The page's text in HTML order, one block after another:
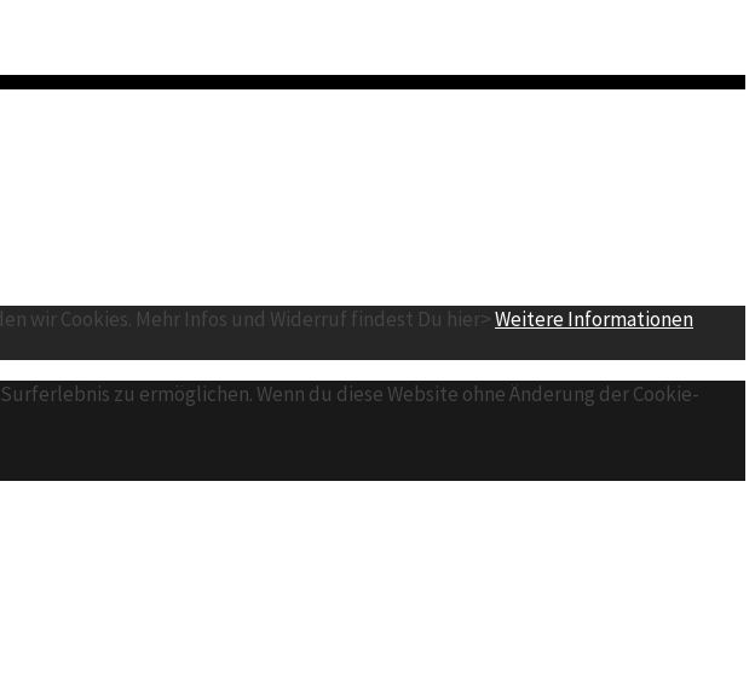
wir Cookies. Mehr Infos und Widerruf findest Du hier>Weitere Informationen
zu ermöglichen. Wenn du diese Website ohne Änderung der Cookie-